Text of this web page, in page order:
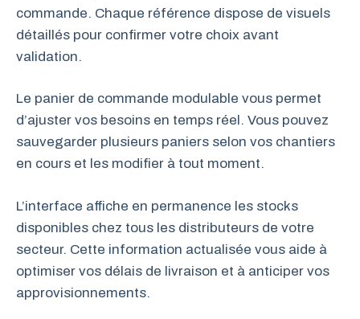
commande. Chaque référence dispose de visuels
détaillés pour confirmer votre choix avant
validation.
Le panier de commande modulable vous permet
d’ajuster vos besoins en temps réel. Vous pouvez
sauvegarder plusieurs paniers selon vos chantiers
en cours et les modifier à tout moment.
L’interface affiche en permanence les stocks
disponibles chez tous les distributeurs de votre
secteur. Cette information actualisée vous aide à
optimiser vos délais de livraison et à anticiper vos
approvisionnements.